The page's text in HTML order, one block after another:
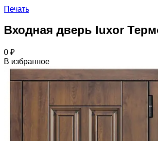
Печать
Входная дверь luxor
0 ₽
В избранное